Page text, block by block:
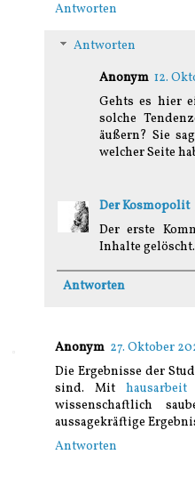
Antworten
Antworten
Anonym 12.
Gehts es hier
solche
äußern? Sie
welcher Seite
Der Kosmopolit
Der erste
Inhalte gelöscht.
Antworten
Anonym 27. Oktober
Die Ergebnisse der
sind. Mit
wissenschaftlich
aussagekräftige
Antworten